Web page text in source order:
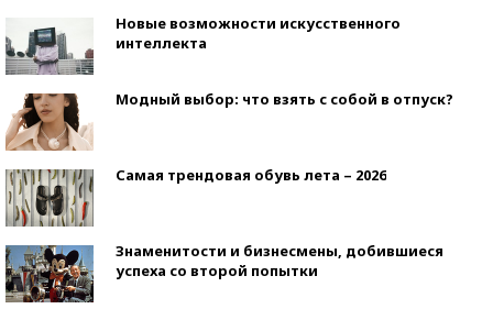
Новые возможности искусственного
интеллекта
Модный выбор: что взять с собой в отпуск?
Самая трендовая обувь лета – 2026
Знаменитости и бизнесмены, добившиеся
успеха со второй попытки